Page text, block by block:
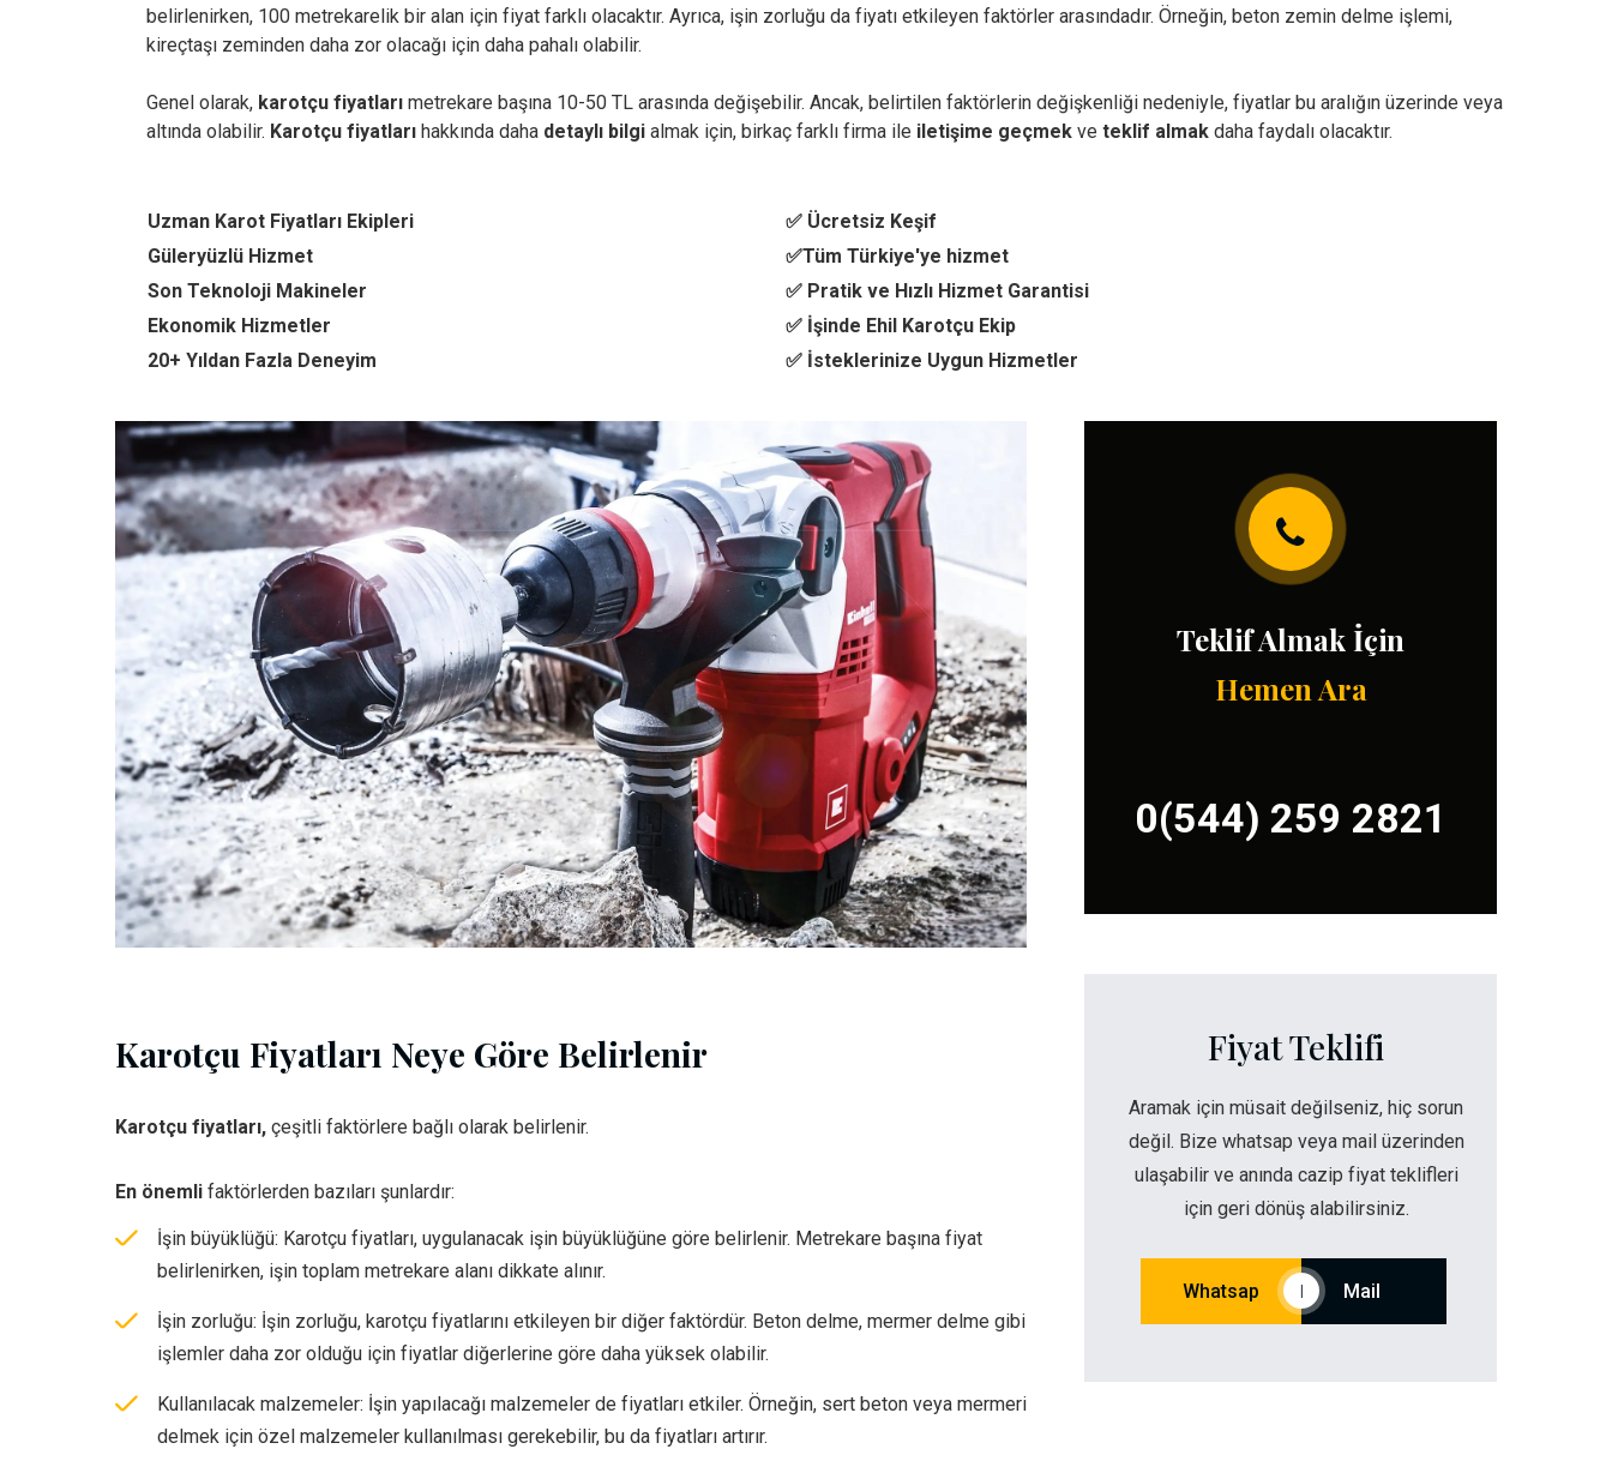
belirlenirken, 100 metrekarelik bir alan için fiyat farklı olacaktır. Ayrıca, işin zorluğu da fiyatı etkileyen faktörler arasındadır. Örneğin, beton zemin delme işlemi,
kireçtaşı zeminden daha zor olacağı için daha pahalı olabilir.
Genel olarak, karotçu fiyatları metrekare başına 10-50 TL arasında değişebilir. Ancak, belirtilen faktörlerin değişkenliği nedeniyle, fiyatlar bu aralığın üzerinde veya
altında olabilir. Karotçu fiyatları hakkında daha detaylı bilgi almak için, birkaç farklı firma ile iletişime geçmek ve teklif almak daha faydalı olacaktır.
Uzman Karot Fiyatları Ekipleri
✅ Ücretsiz Keşif
Güleryüzlü Hizmet
✅Tüm Türkiye'ye hizmet
Son Teknoloji Makineler
✅ Pratik ve Hızlı Hizmet Garantisi
Ekonomik Hizmetler
✅ İşinde Ehil Karotçu Ekip
20+ Yıldan Fazla Deneyim
✅ İsteklerinize Uygun Hizmetler
Karotçu Fiyatları Neye Göre Belirlenir
Karotçu fiyatları, çeşitli faktörlere bağlı olarak belirlenir.
En önemli faktörlerden bazıları şunlardır:
İşin büyüklüğü: Karotçu fiyatları, uygulanacak işin büyüklüğüne göre belirlenir. Metrekare başına fiyat
belirlenirken, işin toplam metrekare alanı dikkate alınır.
İşin zorluğu: İşin zorluğu, karotçu fiyatlarını etkileyen bir diğer faktördür. Beton delme, mermer delme gibi
işlemler daha zor olduğu için fiyatlar diğerlerine göre daha yüksek olabilir.
Kullanılacak malzemeler: İşin yapılacağı malzemeler de fiyatları etkiler. Örneğin, sert beton veya mermeri
delmek için özel malzemeler kullanılması gerekebilir, bu da fiyatları artırır.
Teklif Almak İçin
Hemen Ara
0(544) 259 2821
Fiyat Teklifi
Aramak için müsait değilseniz, hiç sorun
değil. Bize whatsap veya mail üzerinden
ulaşabilir ve anında cazip fiyat teklifleri
için geri dönüş alabilirsiniz.
Whatsap Mail